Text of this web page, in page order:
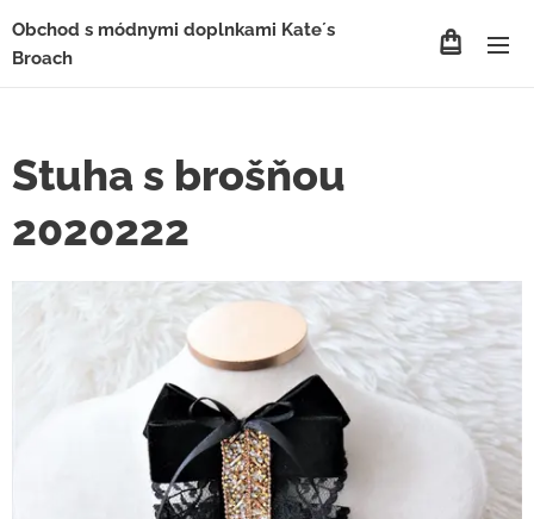
Obchod s módnymi doplnkami Kate´s
Broach
Stuha s brošňou
2020222